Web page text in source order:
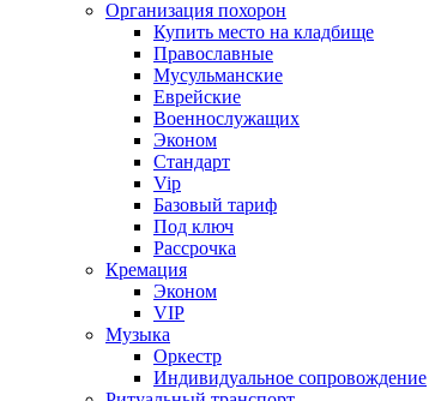
Организация похорон
Купить место на кладбище
Православные
Мусульманские
Еврейские
Военнослужащих
Эконом
Стандарт
Vip
Базовый тариф
Под ключ
Рассрочка
Кремация
Эконом
VIP
Музыка
Оркестр
Индивидуальное сопровождение